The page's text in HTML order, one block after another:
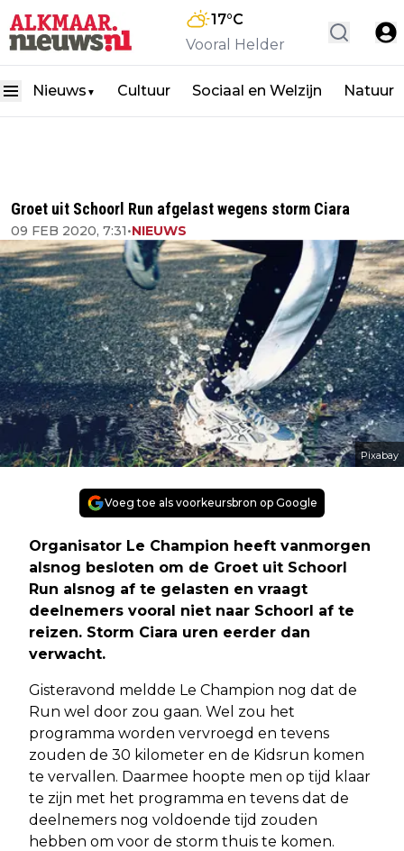
17°C
Vooral Helder
Nieuws ▼ Cultuur Sociaal en Welzijn Natuur
Groet uit Schoorl Run afgelast wegens storm Ciara
09 FEB 2020, 7:31•NIEUWS
Pixabay
Voeg toe als voorkeursbron op Google
Organisator Le Champion heeft vanmorgen
alsnog besloten om de Groet uit Schoorl
Run alsnog af te gelasten en vraagt
deelnemers vooral niet naar Schoorl af te
reizen. Storm Ciara uren eerder dan
verwacht.
Gisteravond meldde Le Champion nog dat de
Run wel door zou gaan. Wel zou het
programma worden vervroegd en tevens
zouden de 30 kilometer en de Kidsrun komen
te vervallen. Daarmee hoopte men op tijd klaar
te zijn met het programma en tevens dat de
deelnemers nog voldoende tijd zouden
hebben om voor de storm thuis te komen.